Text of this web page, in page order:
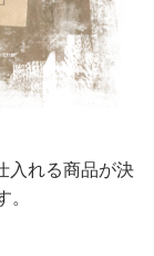
入れる商品が決